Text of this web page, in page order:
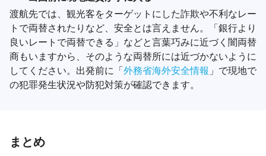
渡航先では、観光客をターゲットにした詐欺や不利なレー
トで両替されたりなど、安全とは言えません。「銀行より
良いレートで両替できる」などと言葉巧みに近づく闇両替
商もいますから、そのような両替所には近づかないように
してください。出発前に「外務省海外安全情報 」で現地で
の犯罪発生状況や防犯対策が確認できます。
まとめ